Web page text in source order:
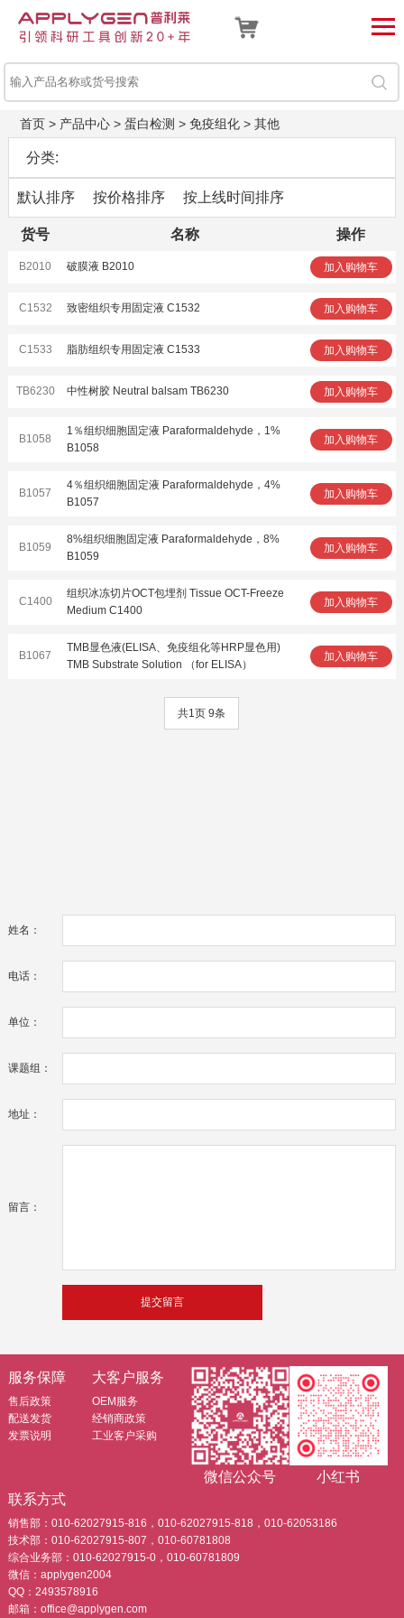
首页> 产品中心> 蛋白检测 > 免疫组化> 其他
分类:
默认排序 按价格排序 按上线时间排序
货号 名称 操作
B2010 破膜液 B2010 加入购物车
C1532 致密组织专用固定液 C1532 加入购物车
C1533 脂肪组织专用固定液 C1533 加入购物车
TB6230 中性树胶 Neutral balsam TB6230 加入购物车
B1058
1％组织细胞固定液 Paraformaldehyde，1%
B1058
加入购物车
B1057
4％组织细胞固定液 Paraformaldehyde，4%
B1057
加入购物车
B1059
8%组织细胞固定液 Paraformaldehyde，8%
B1059
加入购物车
C1400
组织冰冻切片OCT包埋剂 Tissue OCT-Freeze
Medium C1400
加入购物车
B1067
TMB显色液(ELISA、免疫组化等HRP显色用)
TMB Substrate Solution （for ELISA）
加入购物车
共1页 9条
姓名：
电话：
单位：
课题组：
地址：
留言：
服务保障
售后政策
配送发货
发票说明
大客户服务
OEM服务
经销商政策
工业客户采购
微信公众号
小红书
联系方式
销售部：010-62027915-816，010-62027915-818，010-62053186
技术部：010-62027915-807，010-60781808
综合业务部：010-62027915-0，010-60781809
微信：applygen2004
QQ：2493578916
邮箱：office@applygen.com